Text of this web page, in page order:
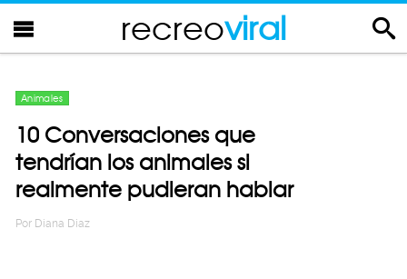
recreoviral
Animales
10 Conversaciones que
tendrían los animales si
realmente pudieran hablar
Por Diana Diaz